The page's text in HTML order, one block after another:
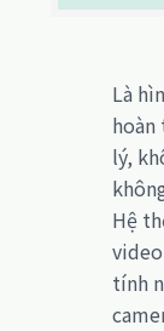
Là
hoàn
lý,
Hệ
tính